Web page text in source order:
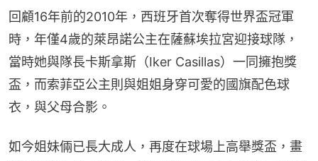
回顧16年前的2010年，西班牙首次奪得世界盃冠軍
時，年僅4歲的萊昂諾公主在薩蘇埃拉宮迎接球隊，
當時她與隊長卡斯拿斯（Iker Casillas）一同擁抱獎
盃，而索菲亞公主則與姐姐身穿可愛的國旗配色球
衣，與父母合影。
如今姐妹倆已長大成人，再度在球場上高舉獎盃，畫